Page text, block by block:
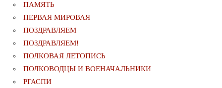
ПАМЯТЬ
ПЕРВАЯ МИРОВАЯ
ПОЗДРАВЛЯЕМ
ПОЗДРАВЛЯЕМ!
ПОЛКОВАЯ ЛЕТОПИСЬ
ПОЛКОВОДЦЫ И ВОЕНАЧАЛЬНИКИ
РГАСПИ